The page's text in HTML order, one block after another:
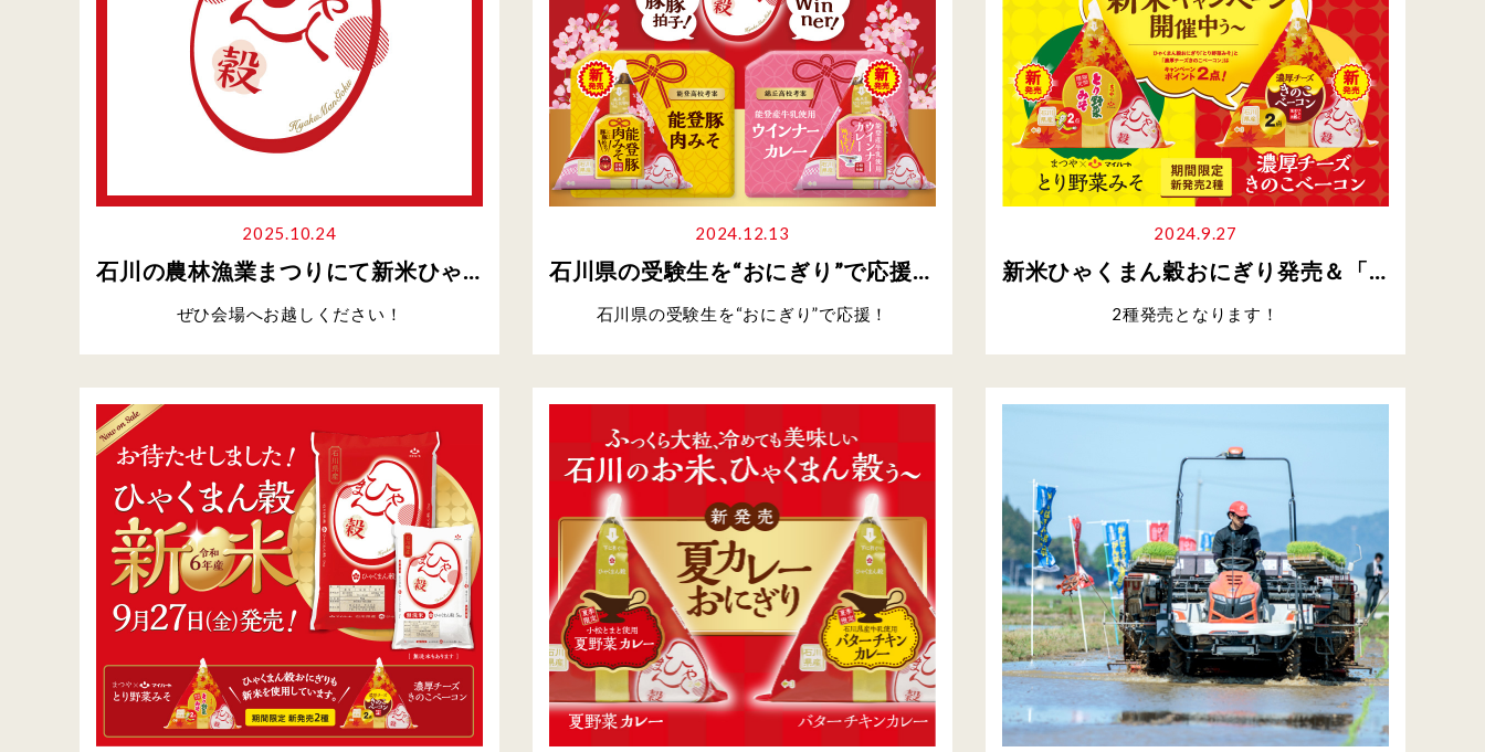
2025.10.24
石川の農林漁業まつりにて新米ひゃくまん穀の振る舞いイベント開催！
ぜひ会場へお越しください！
2024.12.13
石川県の受験生を“おにぎり”で応援! ゲン担ぎの受験生応援おにぎり発売
石川県の受験生を“おにぎり”で応援！
2024.9.27
新米ひゃくまん穀おにぎり発売＆「新米ひゃくまん穀キャンペーン」開催のお知らせ
2種発売となります！